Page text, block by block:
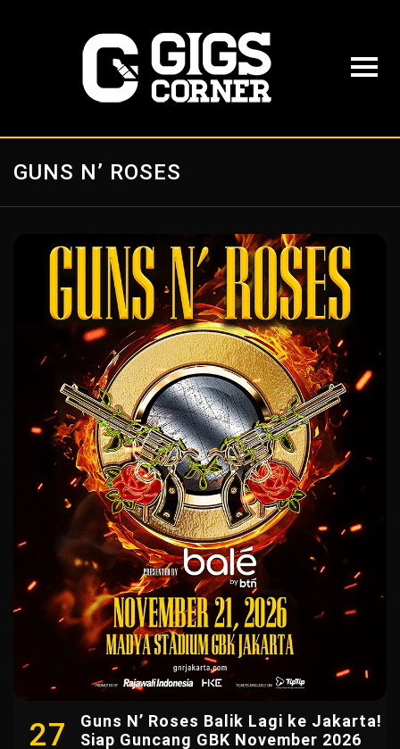
GUNS N’ ROSES
27
Guns N’ Roses Balik Lagi ke Jakarta!
Siap Guncang GBK November 2026